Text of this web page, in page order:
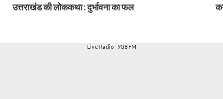
उत्तराखंड की लोककथा : दुर्भावना का फल
Live Radio - 90.8 FM